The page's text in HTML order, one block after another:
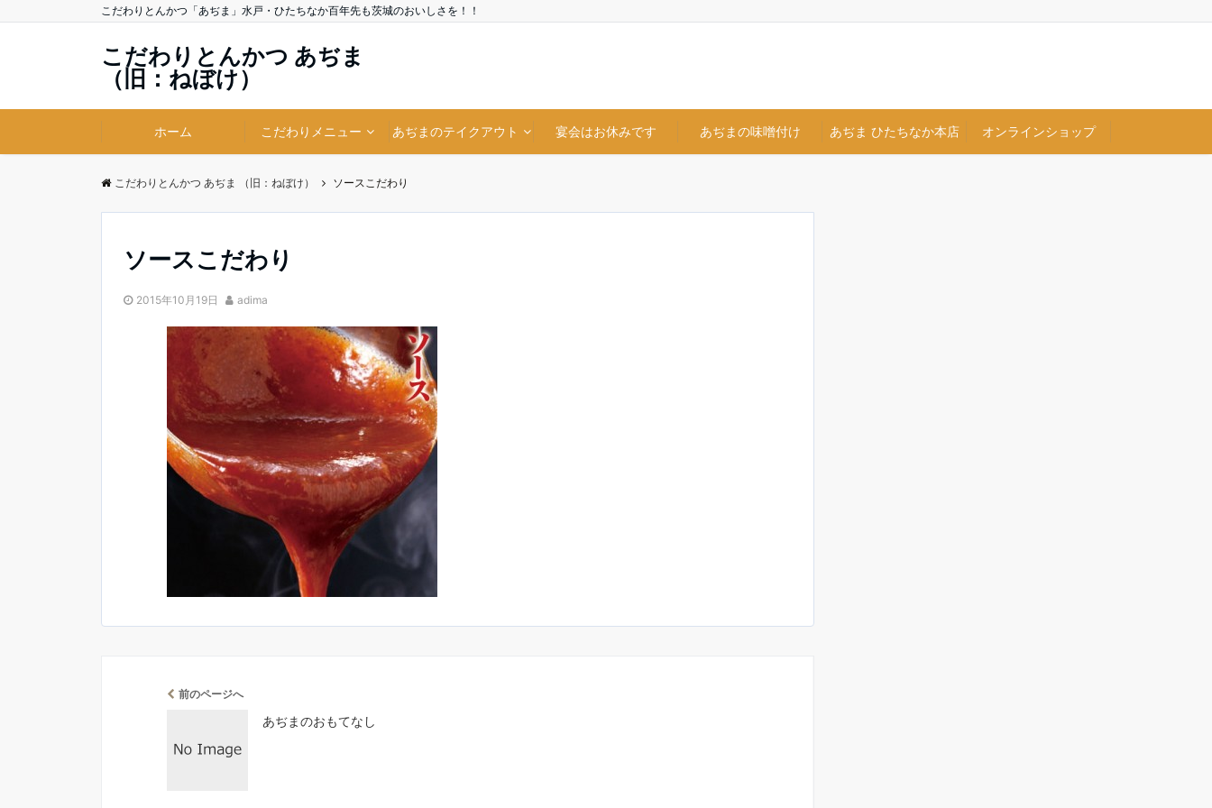
こだわりとんかつ「あぢま」水戸・ひたちなか百年先も茨城のおいしさを！！
こだわりとんかつ あぢま
（旧：ねぼけ）
ホーム こだわりメニュー あぢまのテイクアウト 宴会はお休みです あぢまの味噌付け あぢま ひたちなか本店 オンラインショップ
こだわりとんかつ あぢま （旧：ねぼけ） ソースこだわり
ソースこだわり
2015年10月19日 adima
前のページへ
あぢまのおもてなし